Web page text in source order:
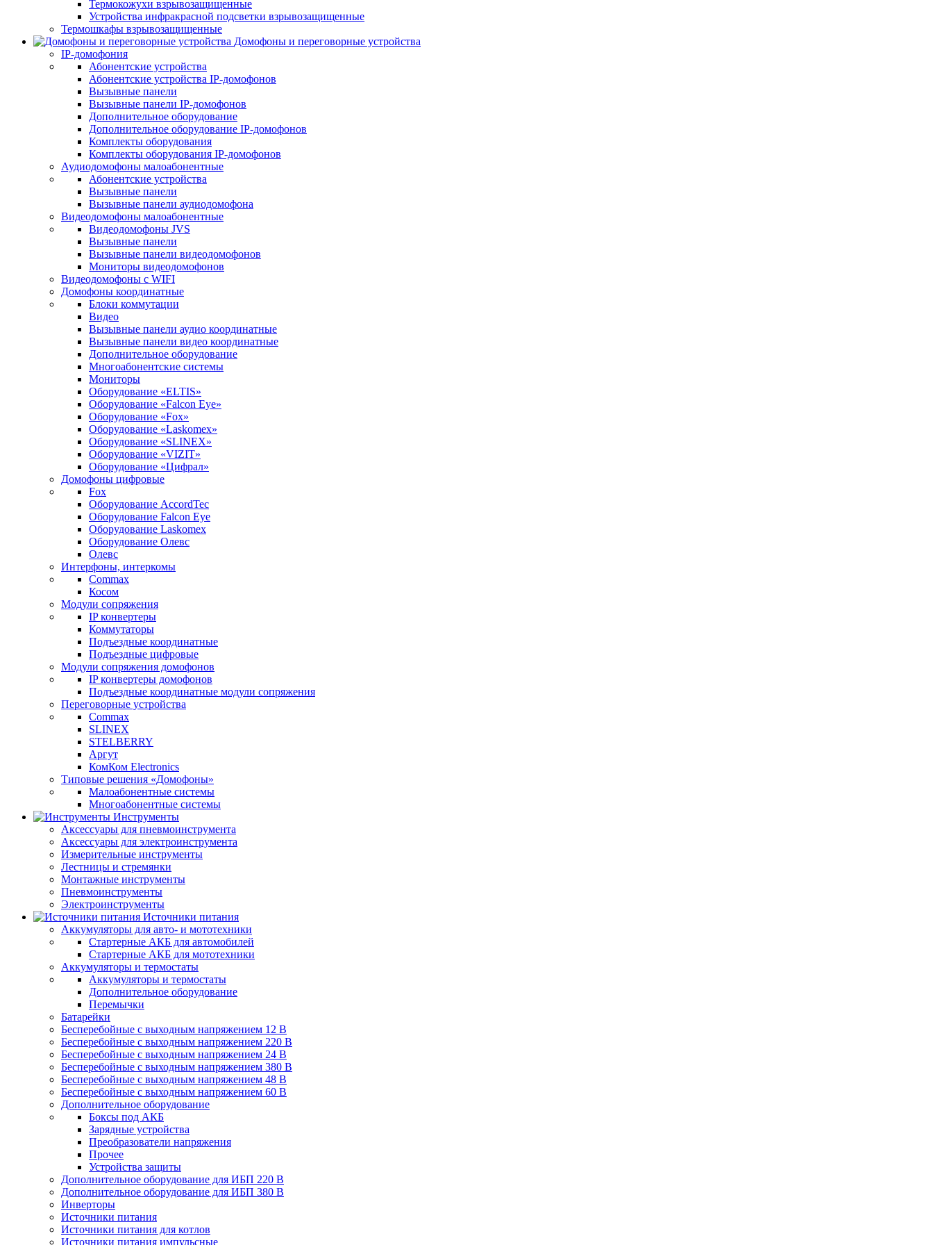
Термокожухи взрывозащищенные
Устройства инфракрасной подсветки взрывозащищенные
Термошкафы взрывозащищенные
Домофоны и переговорные устройства
IP-домофония
Абонентские устройства
Абонентские устройства IP-домофонов
Вызывные панели
Вызывные панели IP-домофонов
Дополнительное оборудование
Дополнительное оборудование IP-домофонов
Комплекты оборудования
Комплекты оборудования IP-домофонов
Аудиодомофоны малоабонентные
Абонентские устройства
Вызывные панели
Вызывные панели аудиодомофона
Видеодомофоны малоабонентные
Видеодомофоны JVS
Вызывные панели
Вызывные панели видеодомофонов
Мониторы видеодомофонов
Видеодомофоны с WIFI
Домофоны координатные
Блоки коммутации
Видео
Вызывные панели аудио координатные
Вызывные панели видео координатные
Дополнительное оборудование
Многоабонентские системы
Мониторы
Оборудование «ELTIS»
Оборудование «Falcon Eye»
Оборудование «Fox»
Оборудование «Laskomex»
Оборудование «SLINEX»
Оборудование «VIZIT»
Оборудование «Цифрал»
Домофоны цифровые
Fox
Оборудование AccordTec
Оборудование Falcon Eye
Оборудование Laskomex
Оборудование Олевс
Олевс
Интерфоны, интеркомы
Commax
Косом
Модули сопряжения
IP конвертеры
Коммутаторы
Подъездные координатные
Подъездные цифровые
Модули сопряжения домофонов
IP конвертеры домофонов
Подъездные координатные модули сопряжения
Переговорные устройства
Commax
SLINEX
STELBERRY
Аргут
КомКом Electronics
Типовые решения «Домофоны»
Малоабонентные системы
Многоабонентные системы
Инструменты
Аксессуары для пневмоинструмента
Аксессуары для электроинструмента
Измерительные инструменты
Лестницы и стремянки
Монтажные инструменты
Пневмоинструменты
Электроинструменты
Источники питания
Аккумуляторы для авто- и мототехники
Стартерные АКБ для автомобилей
Стартерные АКБ для мототехники
Аккумуляторы и термостаты
Аккумуляторы и термостаты
Дополнительное оборудование
Перемычки
Батарейки
Бесперебойные с выходным напряжением 12 В
Бесперебойные с выходным напряжением 220 В
Бесперебойные с выходным напряжением 24 В
Бесперебойные с выходным напряжением 380 В
Бесперебойные с выходным напряжением 48 В
Бесперебойные с выходным напряжением 60 В
Дополнительное оборудование
Боксы под АКБ
Зарядные устройства
Преобразователи напряжения
Прочее
Устройства защиты
Дополнительное оборудование для ИБП 220 В
Дополнительное оборудование для ИБП 380 В
Инверторы
Источники питания
Источники питания для котлов
Источники питания импульсные